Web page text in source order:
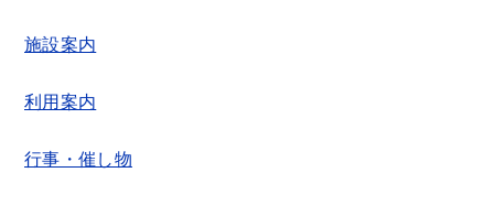
施設案内
利用案内
行事・催し物